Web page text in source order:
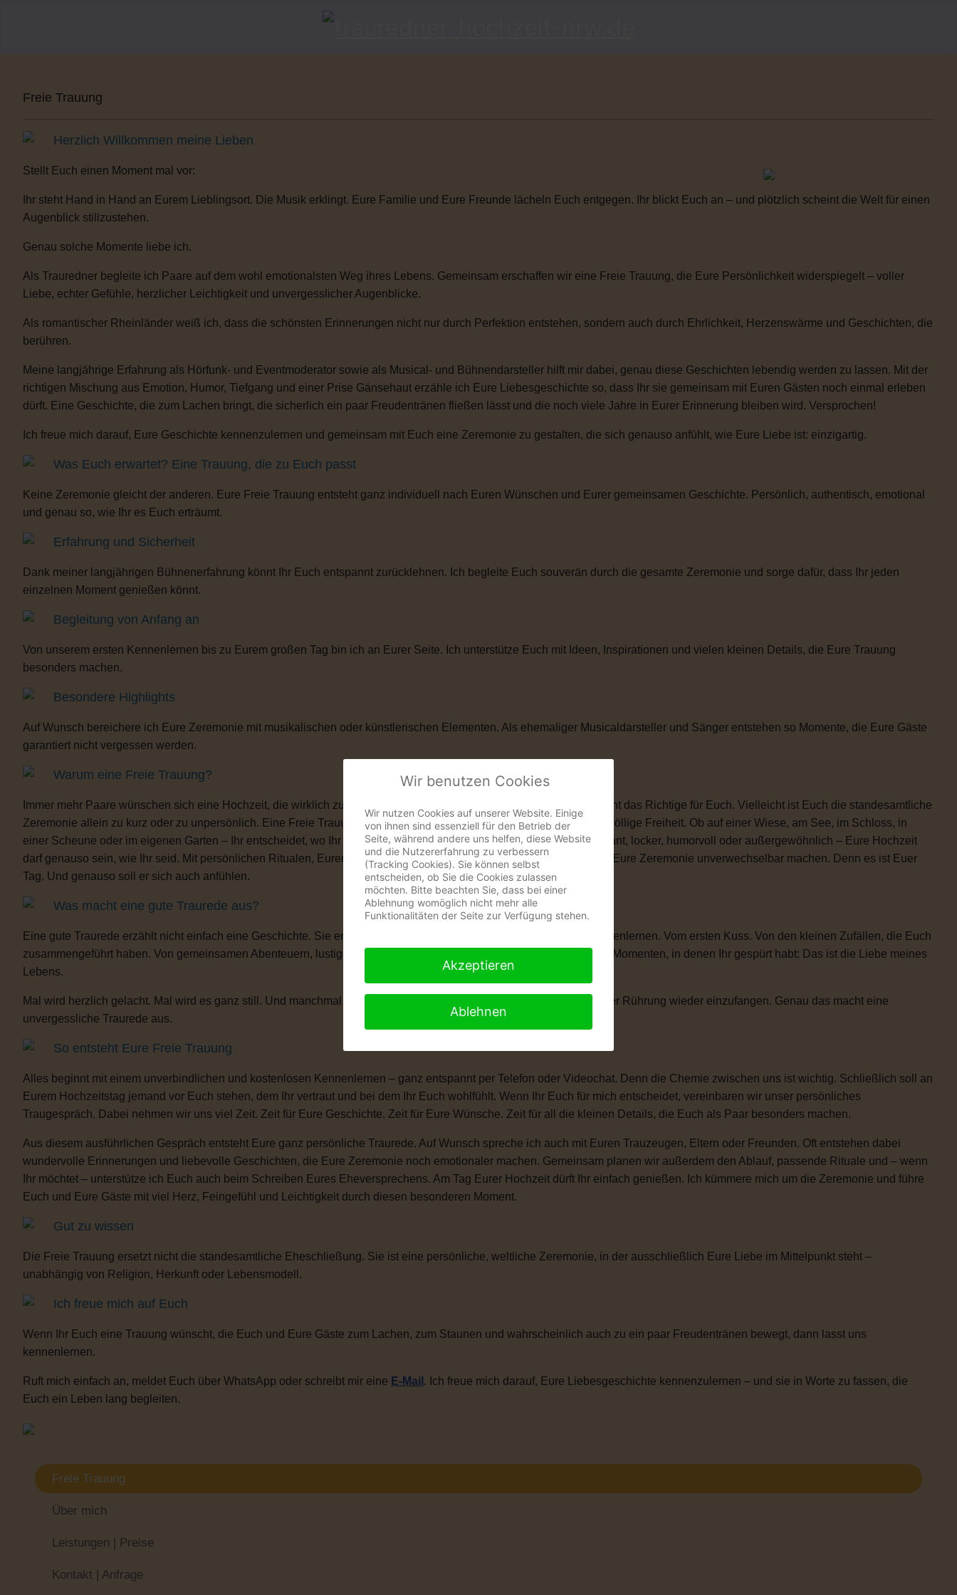
Freie Trauung
Über mich
Leistungen | Preise
Kontakt | Anfrage
Freie Trauung
Herzlich Willkommen meine Lieben
Stellt Euch einen Moment mal vor:
Ihr steht Hand in Hand an Eurem Lieblingsort. Die Musik erklingt. Eure Familie und Eure Freunde lächeln Euch entgegen. Ihr blickt Euch an – und plötzlich scheint die Welt für einen
Augenblick stillzustehen.
Genau solche Momente liebe ich.
Als Trauredner begleite ich Paare auf dem wohl emotionalsten Weg ihres Lebens. Gemeinsam erschaffen wir eine Freie Trauung, die Eure Persönlichkeit widerspiegelt – voller
Liebe, echter Gefühle, herzlicher Leichtigkeit und unvergesslicher Augenblicke.
Als romantischer Rheinländer weiß ich, dass die schönsten Erinnerungen nicht nur durch Perfektion entstehen, sondern auch durch Ehrlichkeit, Herzenswärme und Geschichten, die
berühren.
Meine langjährige Erfahrung als Hörfunk- und Eventmoderator sowie als Musical- und Bühnendarsteller hilft mir dabei, genau diese Geschichten lebendig werden zu lassen. Mit der
richtigen Mischung aus Emotion, Humor, Tiefgang und einer Prise Gänsehaut erzähle ich Eure Liebesgeschichte so, dass Ihr sie gemeinsam mit Euren Gästen noch einmal erleben
dürft. Eine Geschichte, die zum Lachen bringt, die sicherlich ein paar Freudentränen fließen lässt und die noch viele Jahre in Eurer Erinnerung bleiben wird. Versprochen!
Ich freue mich darauf, Eure Geschichte kennenzulernen und gemeinsam mit Euch eine Zeremonie zu gestalten, die sich genauso anfühlt, wie Eure Liebe ist: einzigartig.
Was Euch erwartet? Eine Trauung, die zu Euch passt
Keine Zeremonie gleicht der anderen. Eure Freie Trauung entsteht ganz individuell nach Euren Wünschen und Eurer gemeinsamen Geschichte. Persönlich, authentisch, emotional
und genau so, wie Ihr es Euch erträumt.
Erfahrung und Sicherheit
Dank meiner langjährigen Bühnenerfahrung könnt Ihr Euch entspannt zurücklehnen. Ich begleite Euch souverän durch die gesamte Zeremonie und sorge dafür, dass Ihr jeden
einzelnen Moment genießen könnt.
Begleitung von Anfang an
Von unserem ersten Kennenlernen bis zu Eurem großen Tag bin ich an Eurer Seite. Ich unterstütze Euch mit Ideen, Inspirationen und vielen kleinen Details, die Eure Trauung
besonders machen.
Besondere Highlights
Auf Wunsch bereichere ich Eure Zeremonie mit musikalischen oder künstlerischen Elementen. Als ehemaliger Musicaldarsteller und Sänger entstehen so Momente, die Eure Gäste
garantiert nicht vergessen werden.
Warum eine Freie Trauung?
Immer mehr Paare wünschen sich eine Hochzeit, die wirklich zu ihnen passt. Vielleicht ist eine kirchliche Trauung nicht das Richtige für Euch. Vielleicht ist Euch die standesamtliche
Zeremonie allein zu kurz oder zu unpersönlich. Eine Freie Trauung schenkt Euch genau das, was Ihr Euch wünscht: völlige Freiheit. Ob auf einer Wiese, am See, im Schloss, in
einer Scheune oder im eigenen Garten – Ihr entscheidet, wo Ihr Euch das Ja-Wort gebt. Ob romantisch, modern, elegant, locker, humorvoll oder außergewöhnlich – Eure Hochzeit
darf genauso sein, wie Ihr seid. Mit persönlichen Ritualen, Eurem Eheversprechen und vielen kleinen Momenten, die Eure Zeremonie unverwechselbar machen. Denn es ist Euer
Tag. Und genauso soll er sich auch anfühlen.
Was macht eine gute Traurede aus?
Eine gute Traurede erzählt nicht einfach eine Geschichte. Sie erzählt Eure Liebesgeschichte. Von Eurem ersten Kennenlernen. Vom ersten Kuss. Von den kleinen Zufällen, die Euch
zusammengeführt haben. Von gemeinsamen Abenteuern, lustigen Anekdoten, besonderen Erinnerungen und all den Momenten, in denen Ihr gespürt habt: Das ist die Liebe meines
Lebens.
Mal wird herzlich gelacht. Mal wird es ganz still. Und manchmal braucht man einen kleinen Moment, um die Tränen der Rührung wieder einzufangen. Genau das macht eine
unvergessliche Traurede aus.
So entsteht Eure Freie Trauung
Alles beginnt mit einem unverbindlichen und kostenlosen Kennenlernen – ganz entspannt per Telefon oder Videochat. Denn die Chemie zwischen uns ist wichtig. Schließlich soll an
Eurem Hochzeitstag jemand vor Euch stehen, dem Ihr vertraut und bei dem Ihr Euch wohlfühlt. Wenn Ihr Euch für mich entscheidet, vereinbaren wir unser persönliches
Traugespräch. Dabei nehmen wir uns viel Zeit. Zeit für Eure Geschichte. Zeit für Eure Wünsche. Zeit für all die kleinen Details, die Euch als Paar besonders machen.
Aus diesem ausführlichen Gespräch entsteht Eure ganz persönliche Traurede. Auf Wunsch spreche ich auch mit Euren Trauzeugen, Eltern oder Freunden. Oft entstehen dabei
wundervolle Erinnerungen und liebevolle Geschichten, die Eure Zeremonie noch emotionaler machen. Gemeinsam planen wir außerdem den Ablauf, passende Rituale und – wenn
Ihr möchtet – unterstütze ich Euch auch beim Schreiben Eures Eheversprechens. Am Tag Eurer Hochzeit dürft Ihr einfach genießen. Ich kümmere mich um die Zeremonie und führe
Euch und Eure Gäste mit viel Herz, Feingefühl und Leichtigkeit durch diesen besonderen Moment.
Gut zu wissen
Die Freie Trauung ersetzt nicht die standesamtliche Eheschließung. Sie ist eine persönliche, weltliche Zeremonie, in der ausschließlich Eure Liebe im Mittelpunkt steht –
unabhängig von Religion, Herkunft oder Lebensmodell.
Ich freue mich auf Euch
Wenn Ihr Euch eine Trauung wünscht, die Euch und Eure Gäste zum Lachen, zum Staunen und wahrscheinlich auch zu ein paar Freudentränen bewegt, dann lasst uns
kennenlernen.
Ruft mich einfach an, meldet Euch über WhatsApp oder schreibt mir eine E-Mail . Ich freue mich darauf, Eure Liebesgeschichte kennenzulernen – und sie in Worte zu fassen, die
Euch ein Leben lang begleiten.
Wir benutzen Cookies
Wir nutzen Cookies auf unserer Website. Einige
von ihnen sind essenziell für den Betrieb der
Seite, während andere uns helfen, diese Website
und die Nutzererfahrung zu verbessern
(Tracking Cookies). Sie können selbst
entscheiden, ob Sie die Cookies zulassen
möchten. Bitte beachten Sie, dass bei einer
Ablehnung womöglich nicht mehr alle
Funktionalitäten der Seite zur Verfügung stehen.
Akzeptieren
Ablehnen